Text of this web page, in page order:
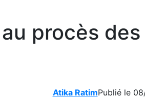
procès
Atika RatimPublié le